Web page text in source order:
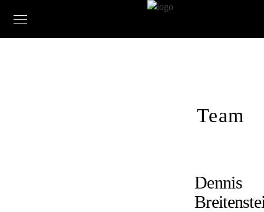
Team
Dennis